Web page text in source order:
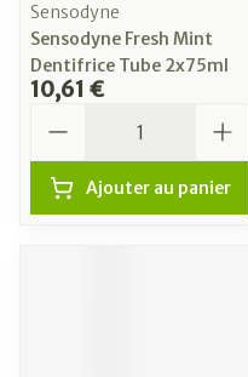
Sensodyne
Sensodyne Fresh Mint
Dentifrice Tube 2x75ml
10,61 €
Ajouter au panier